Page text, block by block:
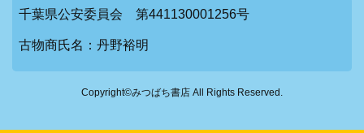
千葉県公安委員会 第441130001256号
古物商氏名：丹野裕明
Copyright©みつばち書店 All Rights Reserved.